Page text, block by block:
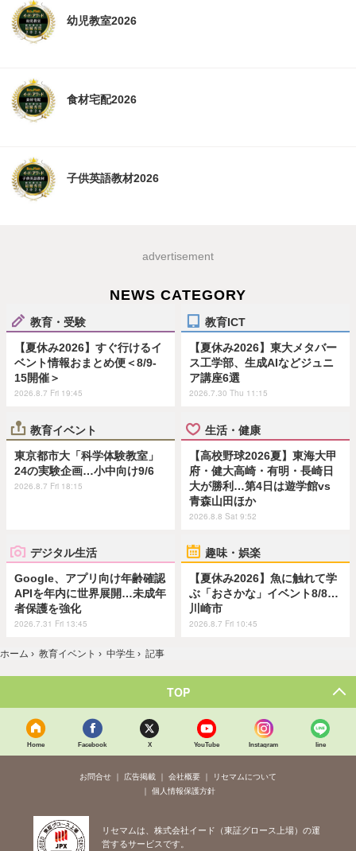
幼児教室2026
食材宅配2026
子供英語教材2026
advertisement
NEWS CATEGORY
教育・受験
【夏休み2026】すぐ行けるイ
ベント情報おまとめ便＜8/9-
15開催＞
2026.8.7 Fri 19:45
教育ICT
【夏休み2026】東大メタバー
ス工学部、生成AIなどジュニ
ア講座6選
2026.7.30 Thu 11:15
教育イベント
東京都市大「科学体験教室」
24の実験企画…小中向け9/6
2026.8.7 Fri 18:15
生活・健康
【高校野球2026夏】東海大甲
府・健大高崎・有明・長崎日
大が勝利…第4日は遊学館vs
青森山田ほか
2026.8.8 Sat 9:52
デジタル生活
Google、アプリ向け年齢確認
APIを年内に世界展開…未成年
者保護を強化
2026.7.31 Fri 13:45
趣味・娯楽
【夏休み2026】魚に触れて学
ぶ「おさかな」イベント8/8…
川崎市
2026.8.7 Fri 10:45
ホーム › 教育イベント › 中学生 › 記事
TOP
Home Facebook X YouTube Instagram line
お問合せ 広告掲載 会社概要
リセマムについて
個人情報保護方針
リセマムは、株式会社イード（東証グロース上場）の運
営するサービスです。